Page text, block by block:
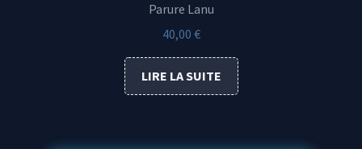
Parure Lanu
40,00 €
LIRE LA SUITE